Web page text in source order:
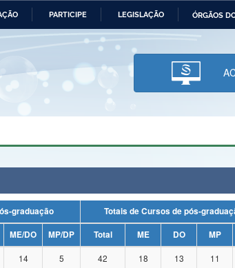
PARTICIPE LEGISLAÇÃO ÓRGÃOS
Ministério da Economia Ministério da
Ministério da Ciência,
Tecnologia,
Comunicações
e dos Direitos Humanos
Planalto
de Programas de pós-graduação
Totais de Cursos de pós-
ME/DO MP/DP Total ME DO MP
14 5 42 18 13 11